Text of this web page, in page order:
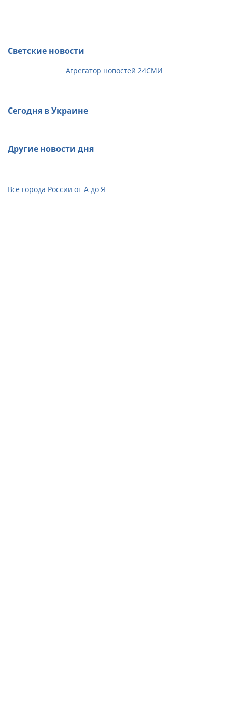
Светские новости
Агрегатор новостей 24СМИ
Сегодня в Украине
Другие новости дня
Все города России от А до Я